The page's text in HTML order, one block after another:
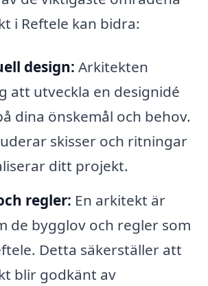
i Reftele kan bidra:
design: Arkitekten
att utveckla en designidé
dina önskemål och behov.
skisser och ritningar
ditt projekt.
regler: En arkitekt är
de bygglov och regler som
Detta säkerställer att
blir godkänt av